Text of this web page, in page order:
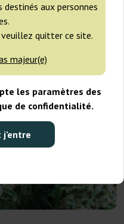
aux personnes
veuillez quitter ce site.
majeur(e)
les paramètres des
de confidentialité.
j’entre